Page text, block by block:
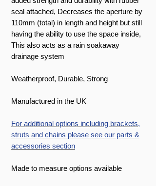
seal attached, Decreases the aperture by
110mm (total) in length and height but still
having the ability to use the space inside,
This also acts as a rain soakaway
drainage system
Weatherproof, Durable, Strong
Manufactured in the UK
For additional options including brackets,
struts and chains please see our parts &
accessories section
Made to measure options available